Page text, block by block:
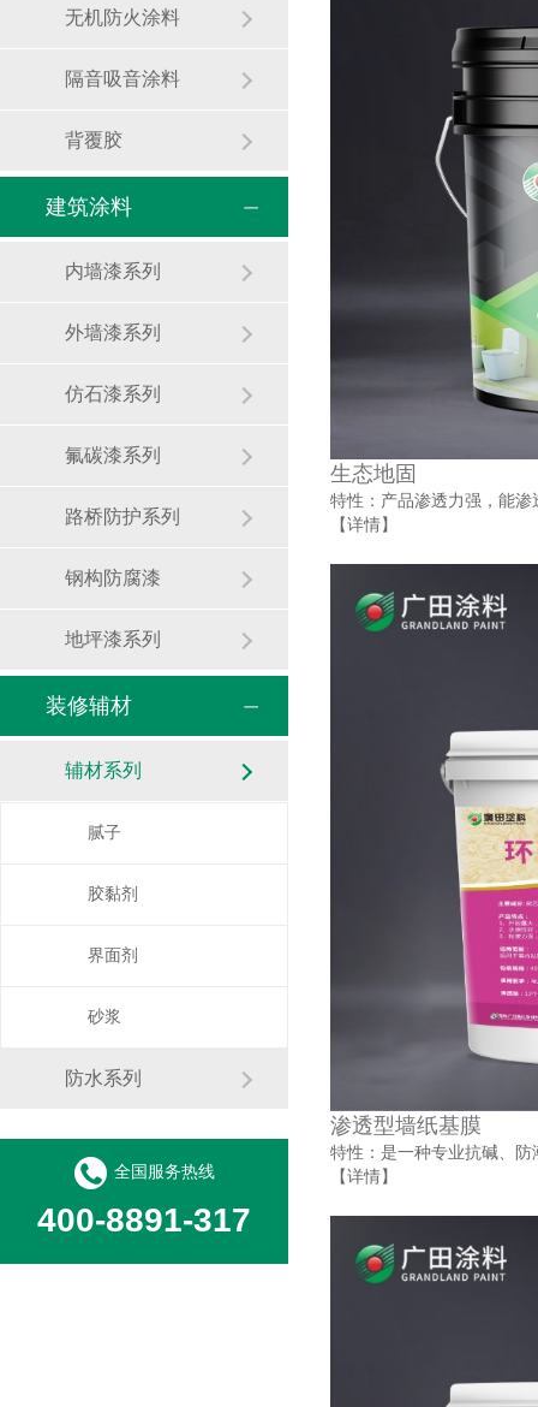
无机防火涂料
隔音吸音涂料
背覆胶
建筑涂料
内墙漆系列
外墙漆系列
仿石漆系列
氟碳漆系列
路桥防护系列
钢构防腐漆
地坪漆系列
装修辅材
辅材系列
腻子
胶黏剂
界面剂
砂浆
防水系列
全国服务热线
400-8891-317
生态地固
特性：产品渗透力强，能
【详情】
渗透型墙纸基膜
特性：是一种专业抗碱、
【详情】